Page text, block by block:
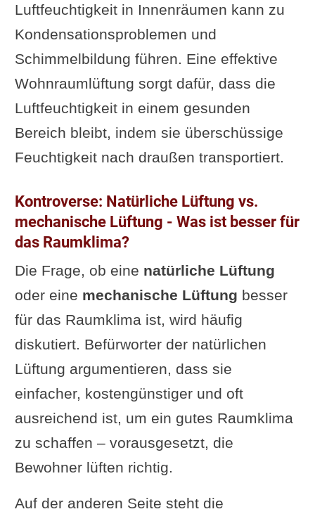
Kritische Reflexion: Ist der
Hype um Wohnraumlüftung
gerechtfertigt?
Ergänzung oder Frage von dir?
Im Zusammenhang interessant
Luftfeuchtigkeit in Innenräumen kann zu
Kondensationsproblemen und
Schimmelbildung führen. Eine effektive
Wohnraumlüftung sorgt dafür, dass die
Luftfeuchtigkeit in einem gesunden
Bereich bleibt, indem sie überschüssige
Feuchtigkeit nach draußen transportiert.
Kontroverse: Natürliche Lüftung vs.
mechanische Lüftung - Was ist besser für
das Raumklima?
Die Frage, ob eine natürliche Lüftung
oder eine mechanische Lüftung besser
für das Raumklima ist, wird häufig
diskutiert. Befürworter der natürlichen
Lüftung argumentieren, dass sie
einfacher, kostengünstiger und oft
ausreichend ist, um ein gutes Raumklima
zu schaffen – vorausgesetzt, die
Bewohner lüften richtig.
Auf der anderen Seite steht die